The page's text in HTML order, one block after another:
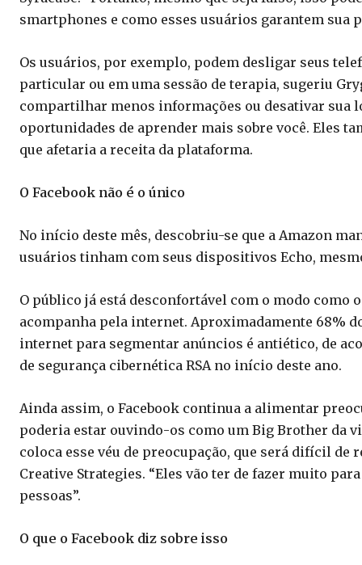
smartphones e como esses usuários garantem sua
Os usuários, por exemplo, podem desligar seus
particular ou em uma sessão de terapia, sugeriu
compartilhar menos informações ou desativar sua
oportunidades de aprender mais sobre você. Eles
que afetaria a receita da plataforma.
O Facebook não é o único
No início deste mês, descobriu-se que a Amazon
usuários tinham com seus dispositivos Echo,
O público já está desconfortável com o modo como
acompanha pela internet. Aproximadamente 68%
internet para segmentar anúncios é antiético, de
de segurança cibernética RSA no início deste ano.
Ainda assim, o Facebook continua a alimentar
poderia estar ouvindo-os como um Big Brother da
coloca esse véu de preocupação, que será difícil
Creative Strategies. “Eles vão ter de fazer muito
pessoas”.
O que o Facebook diz sobre isso